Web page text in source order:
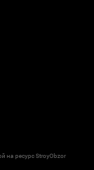
на ресурс StroyObzor